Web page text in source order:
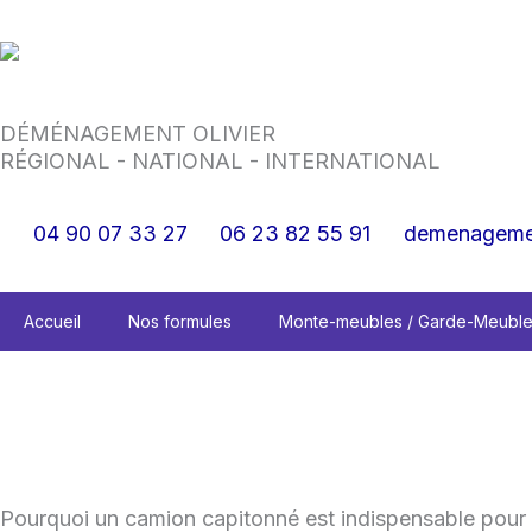
au
DÉMÉNAGEMENT OLIVIER
RÉGIONAL - NATIONAL - INTERNATIONAL
04 90 07 33 27 06 23 82 55 91
Accueil Nos formules Monte-meubles / Garde-
Pourquoi un camion capitonné est indispensable